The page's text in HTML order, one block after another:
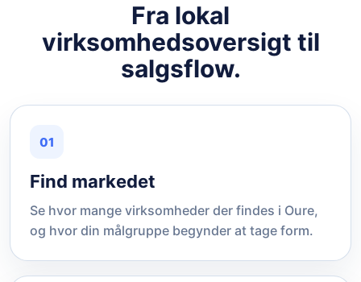
Fra lokal
virksomhedsoversigt til
salgsflow.
01
Find markedet
Se hvor mange virksomheder der findes i Oure,
og hvor din målgruppe begynder at tage form.